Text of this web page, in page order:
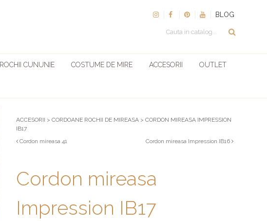
BLOG
ROCHII CUNUNIE COSTUME DE MIRE ACCESORII OUTLET
ACCESORII >CORDOANE ROCHII DE MIREASA >CORDON MIREASA IMPRESSION
IB17
Cordon mireasa 41
Cordon mireasa Impression IB16
Cordon mireasa
Impression IB17